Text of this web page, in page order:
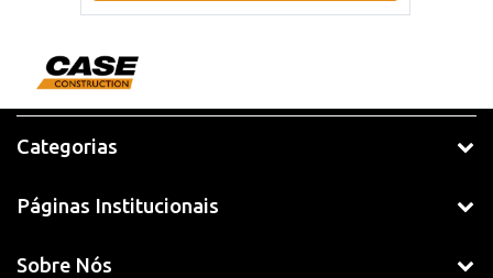
Categorias
Páginas Institucionais
Sobre Nós